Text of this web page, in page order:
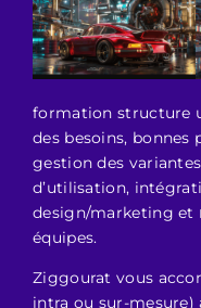
formation structure
des besoins,
gestion des
d’utilisation,
design/marketing et
équipes.
Ziggourat vous
intra ou sur-mesure)